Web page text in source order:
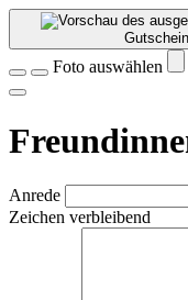
Foto auswählen
Anrede
Zeichen verbleibend